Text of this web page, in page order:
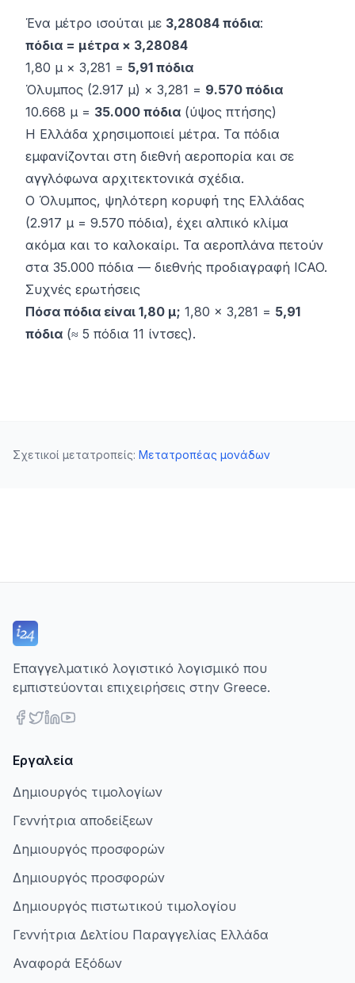
Ένα μέτρο ισούται με 3,28084 πόδια:
πόδια = μέτρα × 3,28084
1,80 μ × 3,281 = 5,91 πόδια
Όλυμπος (2.917 μ) × 3,281 = 9.570 πόδια
10.668 μ = 35.000 πόδια (ύψος πτήσης)
Η Ελλάδα χρησιμοποιεί μέτρα. Τα πόδια
εμφανίζονται στη διεθνή αεροπορία και σε
αγγλόφωνα αρχιτεκτονικά σχέδια.
Ο Όλυμπος, ψηλότερη κορυφή της Ελλάδας
(2.917 μ = 9.570 πόδια), έχει αλπικό κλίμα
ακόμα και το καλοκαίρι. Τα αεροπλάνα πετούν
στα 35.000 πόδια — διεθνής προδιαγραφή ICAO.
Συχνές ερωτήσεις
Πόσα πόδια είναι 1,80 μ; 1,80 × 3,281 = 5,91
πόδια (≈ 5 πόδια 11 ίντσες).
Σχετικοί μετατροπείς: Μετατροπέας μονάδων
Επαγγελματικό λογιστικό λογισμικό που
εμπιστεύονται επιχειρήσεις στην Greece.
Εργαλεία
Δημιουργός τιμολογίων
Γεννήτρια αποδείξεων
Δημιουργός προσφορών
Δημιουργός προσφορών
Δημιουργός πιστωτικού τιμολογίου
Γεννήτρια Δελτίου Παραγγελίας Ελλάδα
Αναφορά Εξόδων